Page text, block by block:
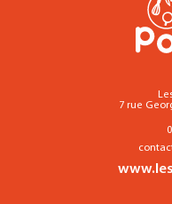
7 rue